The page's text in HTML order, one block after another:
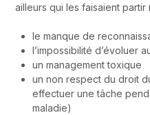
ailleurs qui les faisaient
le manque de
l’impossibilité d’évoluer
un management toxique
un non respect du droit
effectuer une tâche
maladie)